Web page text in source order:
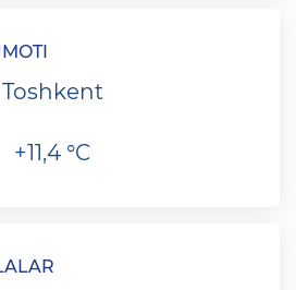
Toshkent
+11,4 °C